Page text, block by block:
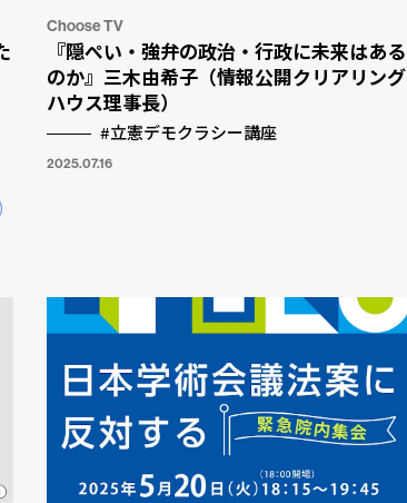
Choose TV
『隠ぺい・強弁の政治・行政に未来はある
のか』三木由希子（情報公開クリアリング
ハウス理事長）
#立憲デモクラシー講座
2025.07.16